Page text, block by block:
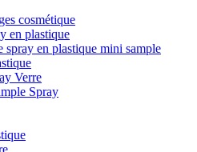
cosmétique
en plastique
spray en plastique mini sample
Verre
Spray